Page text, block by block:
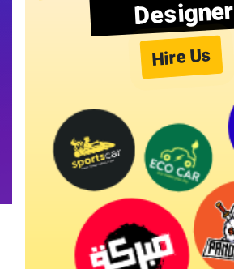
Designer
Hire Us